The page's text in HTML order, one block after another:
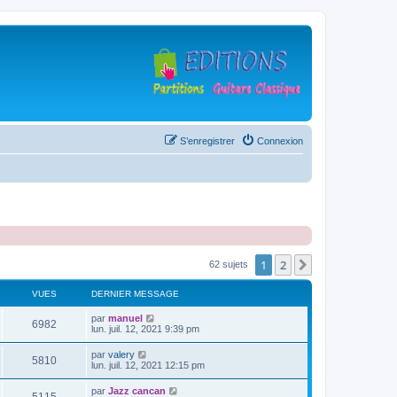
Connexion
S’enregistrer
62 sujets 1 2
VUES DERNIER MESSAGE
6982
u
D
e
i
e
r
m
par manuel
lun. juil. 12, 2021 9:39 pm
5810V
u
D
e
par valery
lun. juil. 12, 2021 12:15 pm
D
par Jazz cancan